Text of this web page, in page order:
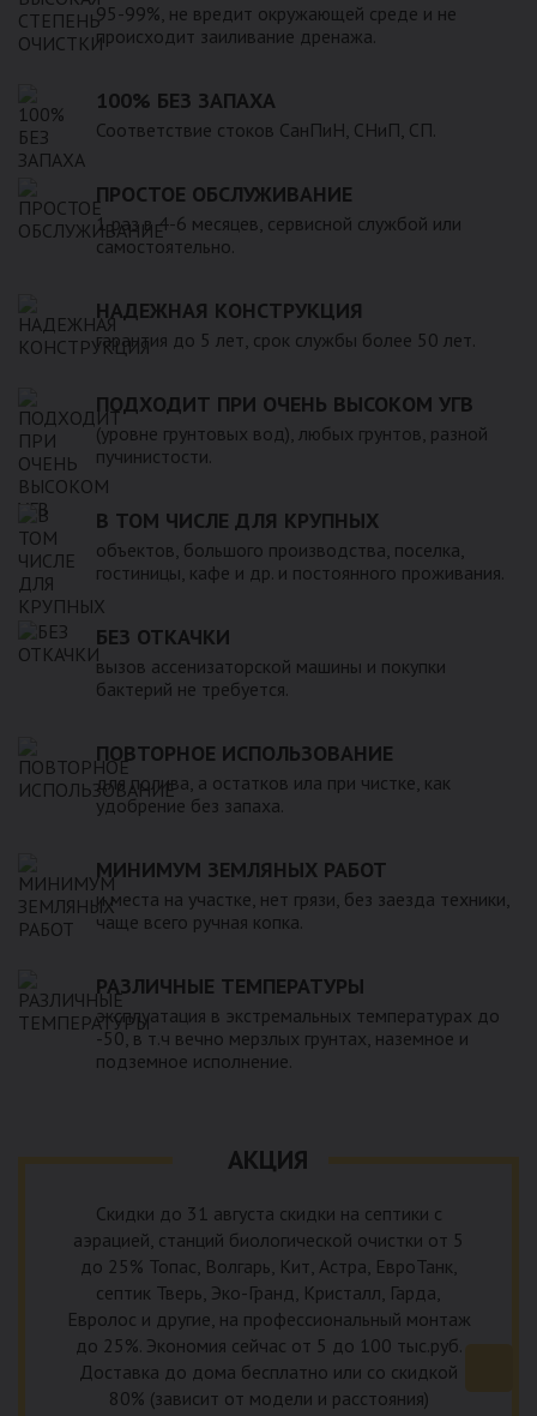
95-99%, не вредит окружающей среде и не
происходит заиливание дренажа.
100% БЕЗ ЗАПАХА
Соответствие стоков СанПиН, СНиП, СП.
ПРОСТОЕ ОБСЛУЖИВАНИЕ
1 раз в 4-6 месяцев, сервисной службой или
самостоятельно.
НАДЕЖНАЯ КОНСТРУКЦИЯ
гарантия до 5 лет, срок службы более 50 лет.
ПОДХОДИТ ПРИ ОЧЕНЬ ВЫСОКОМ УГВ
(уровне грунтовых вод), любых грунтов, разной
пучинистости.
В ТОМ ЧИСЛЕ ДЛЯ КРУПНЫХ
объектов, большого производства, поселка,
гостиницы, кафе и др. и постоянного проживания.
БЕЗ ОТКАЧКИ
вызов ассенизаторской машины и покупки
бактерий не требуется.
ПОВТОРНОЕ ИСПОЛЬЗОВАНИЕ
для полива, а остатков ила при чистке, как
удобрение без запаха.
МИНИМУМ ЗЕМЛЯНЫХ РАБОТ
и места на участке, нет грязи, без заезда техники,
чаще всего ручная копка.
РАЗЛИЧНЫЕ ТЕМПЕРАТУРЫ
эксплуатация в экстремальных температурах до
-50, в т.ч вечно мерзлых грунтах, наземное и
подземное исполнение.
АКЦИЯ
Скидки до 31 августа скидки на септики с
аэрацией, станций биологической очистки от 5
до 25% Топас, Волгарь, Кит, Астра, ЕвроТанк,
септик Тверь, Эко-Гранд, Кристалл, Гарда,
Евролос и другие, на профессиональный монтаж
до 25%. Экономия сейчас от 5 до 100 тыс.руб.
Доставка до дома бесплатно или со скидкой
80% (зависит от модели и расстояния)